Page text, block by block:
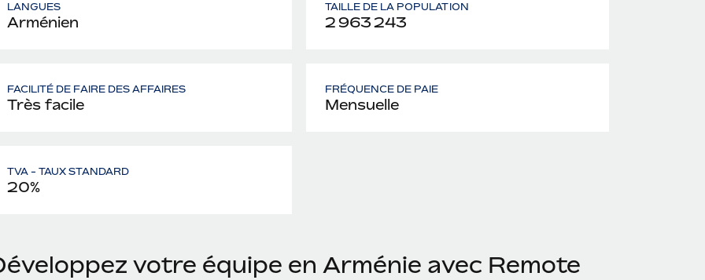
LANGUES
Arménien
TAILLE DE LA POPULATION
2 963 243
FACILITÉ DE FAIRE DES AFFAIRES
Très facile
FRÉQUENCE DE PAIE
Mensuelle
TVA - TAUX STANDARD
20%
votre équipe en Arménie avec Remote